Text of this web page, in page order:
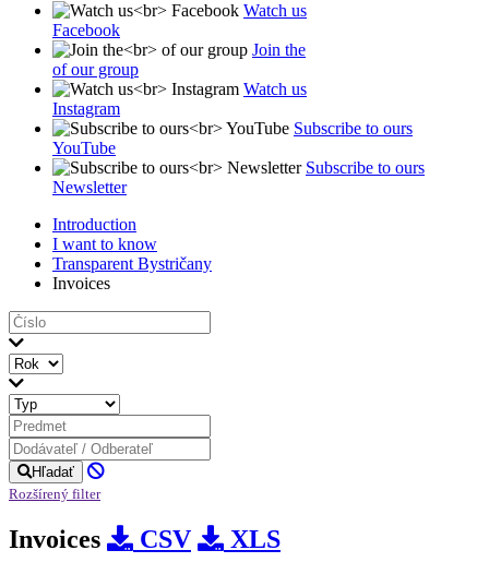
Watch us
Facebook
Join the
of our group
Watch us
Instagram
Subscribe to ours
YouTube
Subscribe to ours
Newsletter
Introduction
I want to know
Transparent Bystričany
Invoices
Hľadať
Rozšírený filter
Invoices CSV XLS